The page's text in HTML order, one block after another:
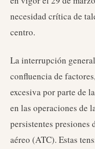
necesidad crítica de
centro.
La interrupción
confluencia de
excesiva por parte de
en las operaciones de
persistentes presiones
aéreo (ATC). Estas